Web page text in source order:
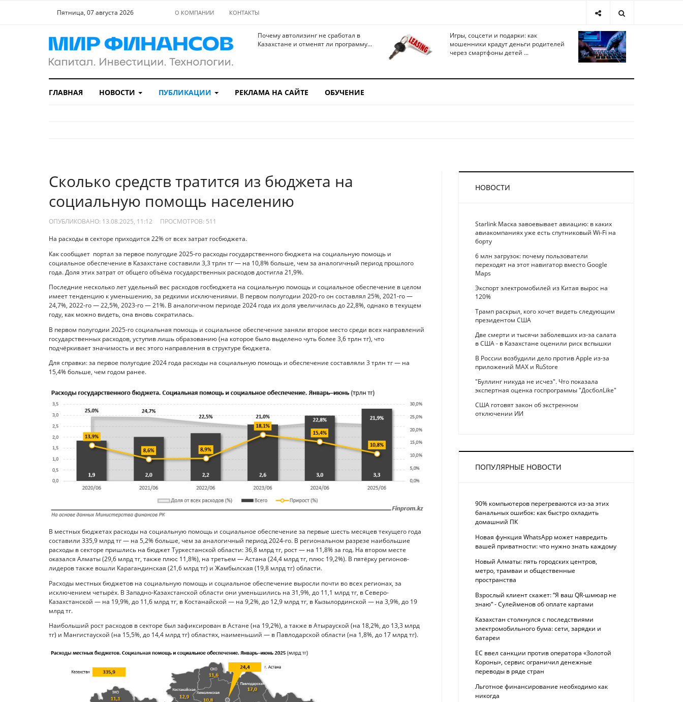
Пятница, 07 августа 2026 О КОМПАНИИ КОНТАКТЫ
Почему автолизинг не сработал в
Казахстане и отменят ли программу...
Игры, соцсети и подарки: как
мошенники крадут деньги родителей
через смартфоны детей ...
ГЛАВНАЯ НОВОСТИ ПУБЛИКАЦИИ РЕКЛАМА НА САЙТЕ ОБУЧЕНИЕ
Сколько средств тратится из бюджета на
социальную помощь населению
ОПУБЛИКОВАНО: 13.08.2025, 11:12 ПРОСМОТРОВ: 511
На расходы в секторе приходится 22% от всех затрат госбюджета.
Как сообщает портал за первое полугодие 2025-го расходы государственного бюджета на социальную помощь и
социальное обеспечение в Казахстане составили 3,3 трлн тг — на 10,8% больше, чем за аналогичный период прошлого
года. Доля этих затрат от общего объёма государственных расходов достигла 21,9%.
Последние несколько лет удельный вес расходов госбюджета на социальную помощь и социальное обеспечение в целом
имеет тенденцию к уменьшению, за редкими исключениями. В первом полугодии 2020-го он составлял 25%, 2021-го —
24,7%, 2022-го — 22,5%, 2023-го — 21%. В аналогичном периоде 2024 года их доля увеличилась до 22,8%, однако в текущем
году, как можно видеть, она вновь сократилась.
В первом полугодии 2025-го социальная помощь и социальное обеспечение заняли второе место среди всех направлений
государственных расходов, уступив лишь образованию (на которое было выделено чуть более 3,6 трлн тг), что
подчёркивает значимость и вес этого направления в структуре бюджета.
Для справки: за первое полугодие 2024 года расходы на социальную помощь и обеспечение составляли 3 трлн тг — на
15,4% больше, чем годом ранее.
В местных бюджетах расходы на социальную помощь и социальное обеспечение за первые шесть месяцев текущего года
составили 335,9 млрд тг — на 5,2% больше, чем за аналогичный период 2024-го. В региональном разрезе наибольшие
расходы в секторе пришлись на бюджет Туркестанской области: 36,8 млрд тг, рост — на 11,8% за год. На втором месте
оказался Алматы (29,6 млрд тг, также плюс 11,8%), на третьем — Астана (24,4 млрд тг, плюс 19,2%). В пятёрку регионов-
лидеров также вошли Карагандинская (21,6 млрд тг) и Жамбылская (19,8 млрд тг) области.
Расходы местных бюджетов на социальную помощь и социальное обеспечение выросли почти во всех регионах, за
исключением четырёх. В Западно-Казахстанской области они уменьшились на 31,9%, до 11,1 млрд тг, в Северо-
Казахстанской — на 19,9%, до 11,6 млрд тг, в Костанайской — на 9,2%, до 12,9 млрд тг, в Кызылординской — на 3,9%, до 19
млрд тг.
Наибольший рост расходов в секторе был зафиксирован в Астане (на 19,2%), а также в Атырауской (на 18,2%, до 13,3 млрд
тг) и Мангистауской (на 15,5%, до 14,4 млрд тг) областях, наименьший — в Павлодарской области (на 1,8%, до 17 млрд тг).
НОВОСТИ
Starlink Маска завоевывает авиацию: в каких
авиакомпаниях уже есть спутниковый Wi-Fi на
борту
6 млн загрузок: почему пользователи
переходят на этот навигатор вместо Google
Maps
Экспорт электромобилей из Китая вырос на
120%
Трамп раскрыл, кого хочет видеть следующим
президентом США
Две смерти и тысячи заболевших из-за салата
в США - в Казахстане оценили риск вспышки
В России возбудили дело против Apple из-за
приложений MAX и RuStore
"Буллинг никуда не исчез". Что показала
экспертная оценка госпрограммы "ДосболLike"
США готовят закон об экстренном
отключении ИИ
ПОПУЛЯРНЫЕ НОВОСТИ
90% компьютеров перегреваются из-за этих
банальных ошибок: как быстро охладить
домашний ПК
Новая функция WhatsApp может навредить
вашей приватности: что нужно знать каждому
Новый Алматы: пять городских центров,
метро, трамваи и общественные
пространства
Взрослый клиент скажет: “Я ваш QR-шмюар не
знаю“ - Сулейменов об оплате картами
Казахстан столкнулся с последствиями
электромобильного бума: сети, зарядки и
батареи
ЕС ввел санкции против оператора «Золотой
Короны», сервис ограничил денежные
переводы в ряде стран
Льготное финансирование необходимо как
никогда